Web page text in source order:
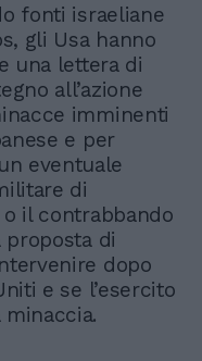
fonti israeliane
gli Usa hanno
una lettera di
all’azione
imminenti
e per
eventuale
di
il contrabbando
proposta di
dopo
e se l’esercito